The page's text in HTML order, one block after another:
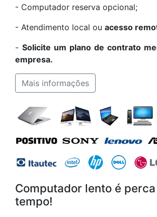
- Computador reserva opcional;
- Atendimento local ou acesso
- Solicite um plano de contrato
empresa.
Mais informações
Computador lento é
tempo!